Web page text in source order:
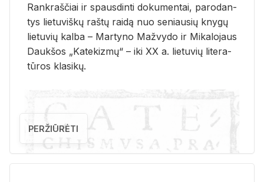
Rank­raš­čiai ir spaus­din­ti do­ku­men­tai, pa­ro­dan­
tys lie­tu­viš­kų raš­tų rai­dą nuo se­niau­sių kny­gų
lie­tu­vių kal­ba – Mar­ty­no Ma­žvy­do ir Mi­ka­lo­jaus
Dauk­šos „Ka­te­kiz­mų“ – iki XX a. lie­tu­vių li­te­ra­
tū­ros kla­si­kų.
PERŽIŪRĖTI